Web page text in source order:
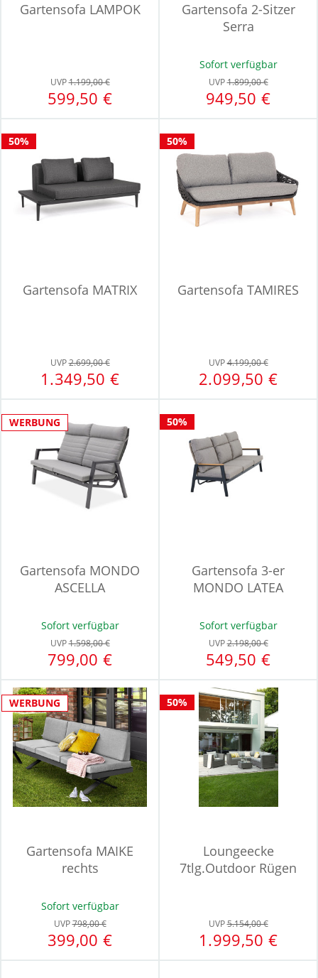
Gartensofa LAMPOK
UVP1.199,00 €
599,50 €
Gartensofa 2-Sitzer
Serra
Sofort verfügbar
UVP1.899,00 €
949,50 €
50%
Gartensofa MATRIX
UVP2.699,00 €
1.349,50 €
50%
Gartensofa TAMIRES
UVP4.199,00 €
2.099,50 €
WERBUNG
Gartensofa MONDO
ASCELLA
Sofort verfügbar
UVP1.598,00 €
799,00 €
50%
Gartensofa 3-er
MONDO LATEA
Sofort verfügbar
UVP2.198,00 €
549,50 €
WERBUNG
Gartensofa MAIKE
rechts
Sofort verfügbar
UVP798,00 €
399,00 €
50%
Loungeecke
7tlg.Outdoor Rügen
UVP5.154,00 €
1.999,50 €